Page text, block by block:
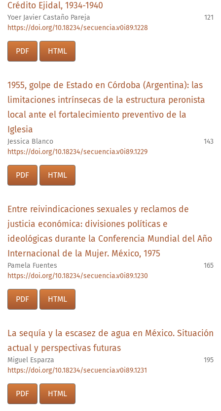
Crédito Ejidal, 1934-1940
Yoer Javier Castaño Pareja
121
https://doi.org/10.18234/secuencia.v0i89.1228
PDF HTML
1955, golpe de Estado en Córdoba (Argentina): las
limitaciones intrínsecas de la estructura peronista
local ante el fortalecimiento preventivo de la
Iglesia
Jessica Blanco
143
https://doi.org/10.18234/secuencia.v0i89.1229
PDF HTML
Entre reivindicaciones sexuales y reclamos de
justicia económica: divisiones políticas e
ideológicas durante la Conferencia Mundial del Año
Internacional de la Mujer. México, 1975
Pamela Fuentes
165
https://doi.org/10.18234/secuencia.v0i89.1230
PDF HTML
La sequía y la escasez de agua en México. Situación
actual y perspectivas futuras
Miguel Esparza
195
https://doi.org/10.18234/secuencia.v0i89.1231
PDF HTML